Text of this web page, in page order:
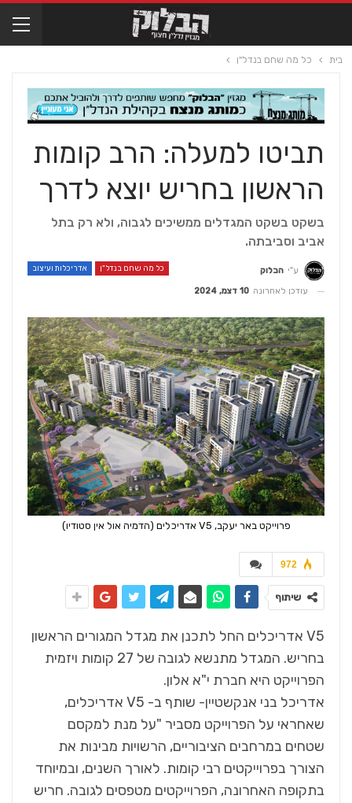
בית כל מה שחם בנדל"ן
תביטו למעלה: הרב קומות
הראשון בחריש יוצא לדרך
בשקט בשקט המגדלים ממשיכים לגבוה, ולא רק בתל
אביב וסביבתה.
כל מה שחם בנדל"ן אדריכלות ועיצוב ע"י הבלוק
עודכן לאחרונה 10 דצמ, 2024
פרוייקט באר יעקב, V5 אדריכלים (הדמיה אול אין סטודיו)
972
שיתוף
V5 אדריכלים החל לתכנן את מגדל המגורים הראשון
בחריש. המגדל מתנשא לגובה של 27 קומות ויזמית
הפרוייקט היא חברת י"א אלון.
אדריכל בני אנקשטיין- שותף ב- V5 אדריכלים,
שאחראי על הפרוייקט מסביר "על מנת למקסם
שטחים במרחבים הציבוריים, הרשויות מבינות את
הצורך בפרוייקטים רבי קומות. לאורך השנים, ובמיוחד
בתקופה האחרונה, הפרוייקטים מטפסים לגובה. חריש